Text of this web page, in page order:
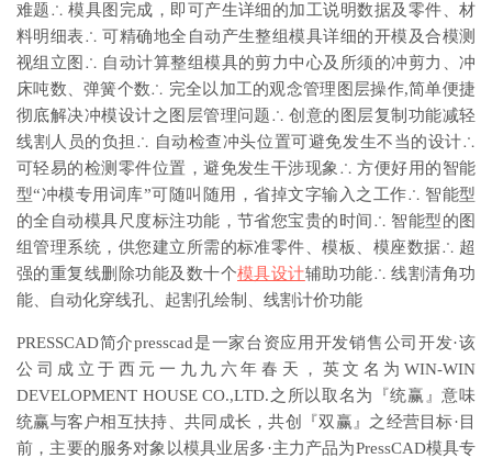
难题∴ 模具图完成，即可产生详细的加工说明数据及零件、材
料明细表∴ 可精确地全自动产生整组模具详细的开模及合模测
视组立图∴ 自动计算整组模具的剪力中心及所须的冲剪力、冲
床吨数、弹簧个数∴ 完全以加工的观念管理图层操作,简单便捷
彻底解决冲模设计之图层管理问题∴ 创意的图层复制功能减轻
线割人员的负担∴ 自动检查冲头位置可避免发生不当的设计∴
可轻易的检测零件位置，避免发生干涉现象∴ 方便好用的智能
型“冲模专用词库”可随叫随用，省掉文字输入之工作∴ 智能型
的全自动模具尺度标注功能，节省您宝贵的时间∴ 智能型的图
组管理系统，供您建立所需的标准零件、模板、模座数据∴ 超
强的重复线删除功能及数十个模具设计辅助功能∴ 线割清角功
能、自动化穿线孔、起割孔绘制、线割计价功能
PRESSCAD简介presscad是一家台资应用开发销售公司开发·该
公司成立于西元一九九六年春天，英文名为WIN-WIN
DEVELOPMENT HOUSE CO.,LTD.之所以取名为『统赢』意味
统赢与客户相互扶持、共同成长，共创『双赢』之经营目标·目
前，主要的服务对象以模具业居多·主力产品为PressCAD模具专